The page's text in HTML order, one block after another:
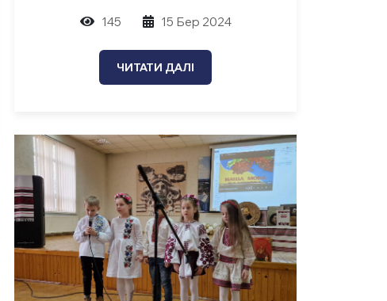
145 15 Бер 2024
ЧИТАТИ ДАЛІ